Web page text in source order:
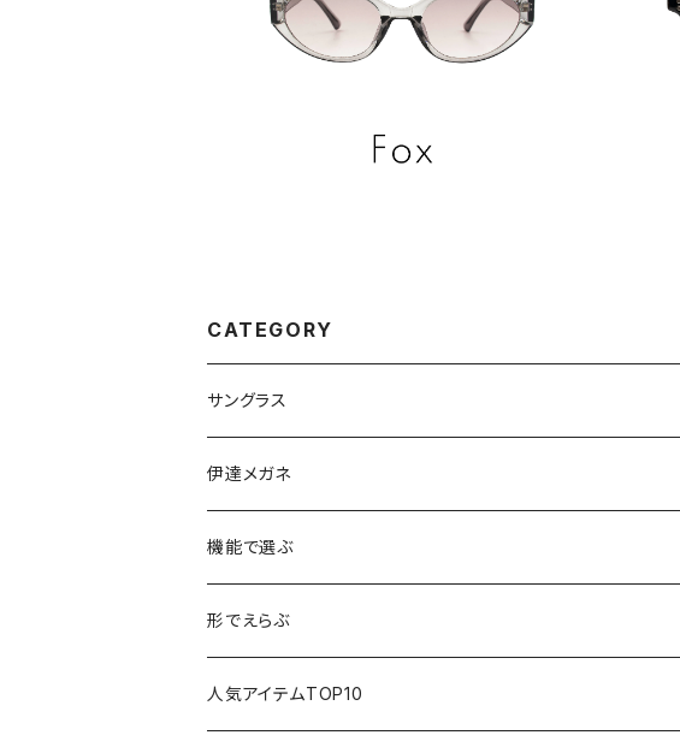
CATEGORY
サングラス
伊達メガネ
機能で選ぶ
偏光レンズ
色が変わるレンズ
形でえらぶ
Wellington
人気アイテムTOP10